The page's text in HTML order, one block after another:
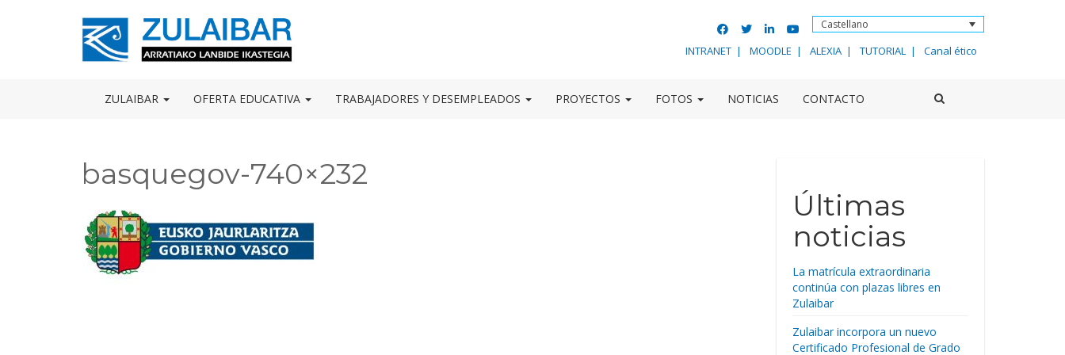
Castellano
INTRANET MOODLE ALEXIA TUTORIAL Canal ético
ZULAIBAR OFERTA EDUCATIVA TRABAJADORES Y DESEMPLEADOS PROYECTOS FOTOS NOTICIAS CONTACTO
basquegov-740×232
Últimas
noticias
La matrícula extraordinaria
continúa con plazas libres en
Zulaibar
Zulaibar incorpora un nuevo
Certificado Profesional de Grado